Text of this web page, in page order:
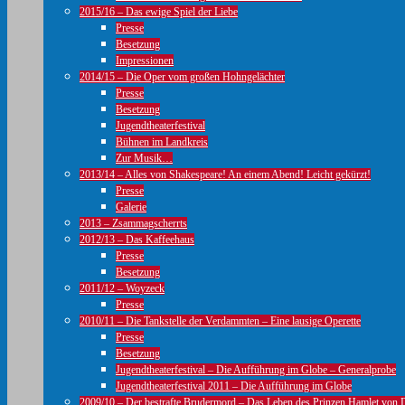
2015/16 – Das ewige Spiel der Liebe
Presse
Besetzung
Impressionen
2014/15 – Die Oper vom großen Hohngelächter
Presse
Besetzung
Jugendtheaterfestival
Bühnen im Landkreis
Zur Musik…
2013/14 – Alles von Shakespeare! An einem Abend! Leicht gekürzt!
Presse
Galerie
2013 – Zsammagscherrts
2012/13 – Das Kaffeehaus
Presse
Besetzung
2011/12 – Woyzeck
Presse
2010/11 – Die Tankstelle der Verdammten – Eine lausige Operette
Presse
Besetzung
Jugendtheaterfestival – Die Aufführung im Globe – Generalprobe
Jugendtheaterfestival 2011 – Die Aufführung im Globe
2009/10 – Der bestrafte Brudermord – Das Leben des Prinzen Hamlet von